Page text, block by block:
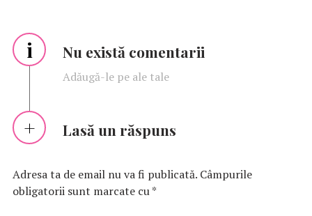
i Nu există comentarii
Adăugă-le pe ale tale
Lasă un răspuns
Adresa ta de email nu va fi publicată. Câmpurile
obligatorii sunt marcate cu*